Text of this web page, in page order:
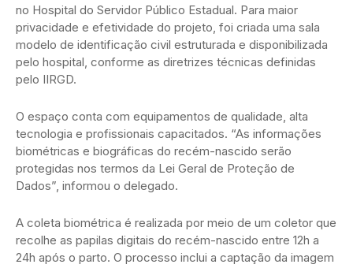
no Hospital do Servidor Público Estadual. Para maior
privacidade e efetividade do projeto, foi criada uma sala
modelo de identificação civil estruturada e disponibilizada
pelo hospital, conforme as diretrizes técnicas definidas
pelo IIRGD.
O espaço conta com equipamentos de qualidade, alta
tecnologia e profissionais capacitados. “As informações
biométricas e biográficas do recém-nascido serão
protegidas nos termos da Lei Geral de Proteção de
Dados”, informou o delegado.
A coleta biométrica é realizada por meio de um coletor que
recolhe as papilas digitais do recém-nascido entre 12h a
24h após o parto. O processo inclui a captação da imagem